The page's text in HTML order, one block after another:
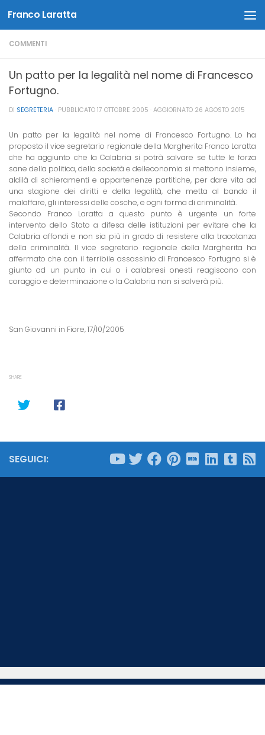
Salta al contenuto
Franco Laratta
COMMENTI
Un patto per la legalità nel nome di Francesco
Fortugno.
DI SEGRETERIA · PUBBLICATO 17 OTTOBRE 2005 · AGGIORNATO 26 AGOSTO 2015
Un patto per la legalità nel nome di Francesco Fortugno. Lo ha
proposto il vice segretario regionale della Margherita Franco Laratta
che ha aggiunto che  la Calabria si potrà salvare se tutte le forza
sane della politica, della società e delleconomia si mettono insieme,
aldilà di schieramenti e appartenenze partitiche, per dare vita ad
una stagione dei diritti e della legalità, che metta al bando il
malaffare, gli interessi delle cosche, e ogni forma di criminalità.
Secondo Franco Laratta a questo punto è urgente un forte
intervento dello Stato a difesa delle istituzioni per evitare che la
Calabria affondi e non sia più in grado di resistere alla tracotanza
della criminalità. Il vice segretario regionale della Margherita ha
affermato che con il terribile assassinio di Francesco Fortugno si è
giunto ad un punto in cui o i calabresi onesti reagiscono con
coraggio e determinazione o la Calabria non si salverà più.
San Giovanni in Fiore, 17/10/2005
SHARE
SEGUICI: